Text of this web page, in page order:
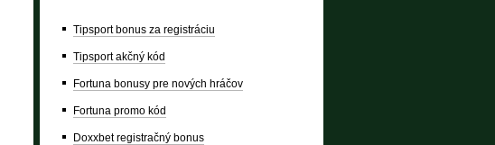
Tipsport bonus za registráciu
Tipsport akčný kód
Fortuna bonusy pre nových hráčov
Fortuna promo kód
Doxxbet registračný bonus